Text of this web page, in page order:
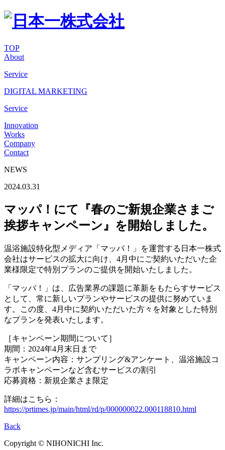
TOP
About
Service
DIGITAL MARKETING
Service
Innovation
Works
Company
Contact
NEWS
2024.03.31
マッパ！にて『春のご新規企業さまご
挨拶キャンペーン』を開始しました。
温浴施設特化型メディア「マッパ！」を運営する日本一株式
会社はサービスの拡大に向け、4月中にご契約いただいた企
業様限定で特別プランのご提供を開始いたしました。
「マッパ！」は、広告業界の課題に革新をもたらすサービス
として、常に新しいプランやサービスの提供に努めていま
す。この度、4月中に契約いただいた方々を対象とした特別
なプランを発表いたします。
［キャンペーン期間について］
期間：2024年4月末日まで
キャンペーン内容：サンプリング&アンケート、温浴施設コ
ラボキャンペーンなど含むサービスの割引
応募資格：新規企業さま限定
詳細はこちら：
https://prtimes.jp/main/html/rd/p/000000022.000118810.html
Back
Copyright © NIHONICHI Inc.